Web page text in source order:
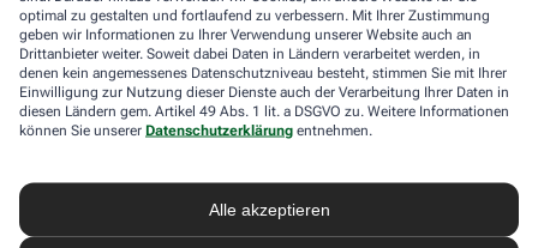
optimal zu gestalten und fortlaufend zu verbessern. Mit Ihrer Zustimmung
geben wir Informationen zu Ihrer Verwendung unserer Website auch an
Drittanbieter weiter. Soweit dabei Daten in Ländern verarbeitet werden, in
denen kein angemessenes Datenschutzniveau besteht, stimmen Sie mit Ihrer
Einwilligung zur Nutzung dieser Dienste auch der Verarbeitung Ihrer Daten in
diesen Ländern gem. Artikel 49 Abs. 1 lit. a DSGVO zu. Weitere Informationen
können Sie unserer Datenschutzerklärung entnehmen.
Alle akzeptieren